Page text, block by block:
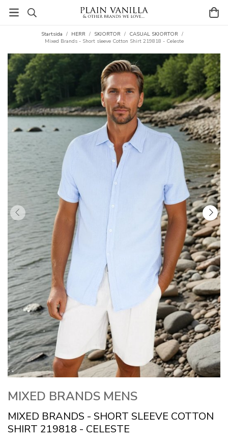
Startsida / HERR / SKJORTOR / CASUAL SKJORTOR /
Mixed Brands - Short sleeve Cotton Shirt 219818 - Celeste
MIXED BRANDS MENS
MIXED BRANDS - SHORT SLEEVE COTTON
SHIRT 219818 - CELESTE